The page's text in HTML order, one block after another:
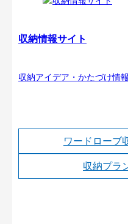
収納情報サイト
収納アイデア・かたづけ情
ワードローブ
収納プラ